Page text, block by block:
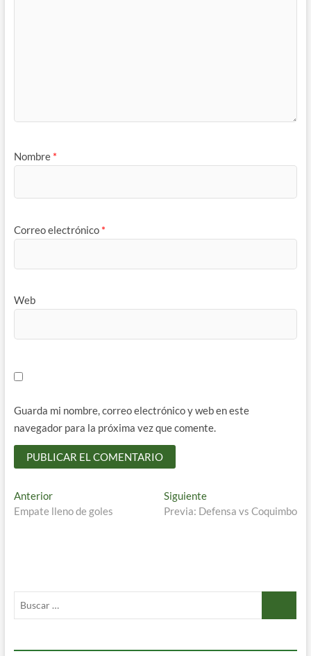
Nombre *
Correo electrónico *
Web
Guarda mi nombre, correo electrónico y web en este
navegador para la próxima vez que comente.
Navegación
de
AnteriorEntrada
anterior:
Empate lleno de goles
SiguienteEntrada
siguiente:
Previa: Defensa vs Coquimbo